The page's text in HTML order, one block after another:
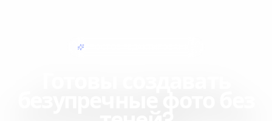
ПРОСТОЕ РЕДАКТИРОВАНИЕ